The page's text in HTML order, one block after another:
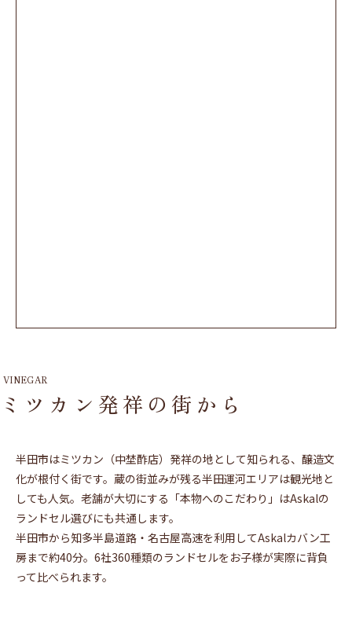
VINEGAR
ミツカン発祥の街から
半田市はミツカン（中埜酢店）発祥の地として知られる、醸造文
化が根付く街です。蔵の街並みが残る半田運河エリアは観光地と
しても人気。老舗が大切にする「本物へのこだわり」はAskalの
ランドセル選びにも共通します。
半田市から知多半島道路・名古屋高速を利用してAskalカバン工
房まで約40分。6社360種類のランドセルをお子様が実際に背負
って比べられます。